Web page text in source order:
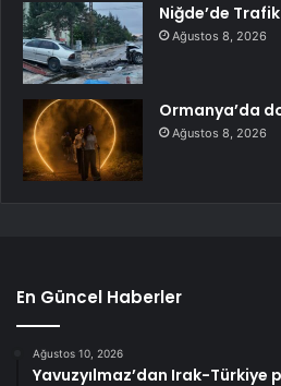
Niğde’de Trafik
Ağustos 8, 2026
Ormanya’da
Ağustos 8, 2026
En Güncel Haberler
Ağustos 10, 2026
Yavuzyılmaz’dan Irak-Türkiye